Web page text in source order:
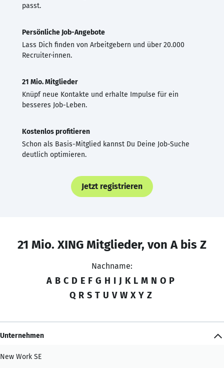
passt.
Persönliche Job-Angebote
Lass Dich finden von Arbeitgebern und über 20.000
Recruiter·innen.
21 Mio. Mitglieder
Knüpf neue Kontakte und erhalte Impulse für ein
besseres Job-Leben.
Kostenlos profitieren
Schon als Basis-Mitglied kannst Du Deine Job-Suche
deutlich optimieren.
Jetzt registrieren
21 Mio. XING Mitglieder, von A bis Z
Nachname:
A B C D E F G H I J K L M N O P
Q R S T U V W X Y Z
Unternehmen
New Work SE